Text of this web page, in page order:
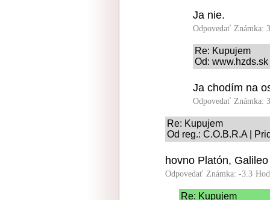
Ja nie.
Odpovedať Známka:
Re: Kupujem
Od:
Ja chodím na
Odpovedať Známka:
Re: Kupujem
Od reg.: C.O.B.R.A |
hovno Platón,
Odpovedať Známka: -3.3
Re: Kupujem